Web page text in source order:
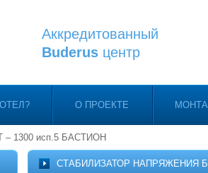
Аккредитованный
Buderus центр
О ПРОЕКТЕ
– 1300 исп.5 БАСТИОН
СТАБИЛИЗАТОР НАПРЯЖЕНИЯ